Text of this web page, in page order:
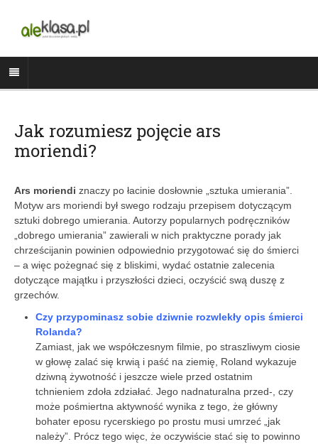
Jak rozumiesz pojęcie ars
moriendi?
Ars moriendi znaczy po łacinie dosłownie „sztuka umierania”.
Motyw ars moriendi był swego rodzaju przepisem dotyczącym
sztuki dobrego umierania. Autorzy popularnych podręczników
„dobrego umierania” zawierali w nich praktyczne porady jak
chrześcijanin powinien odpowiednio przygotować się do śmierci
– a więc pożegnać się z bliskimi, wydać ostatnie zalecenia
dotyczące majątku i przyszłości dzieci, oczyścić swą duszę z
grzechów.
Czy przypominasz sobie dziwnie rozwlekły opis śmierci
Rolanda?
Zamiast, jak we współczesnym filmie, po straszliwym ciosie
w głowę zalać się krwią i paść na ziemię, Roland wykazuje
dziwną żywotność i jeszcze wiele przed ostatnim
tchnieniem zdoła zdziałać. Jego nadnaturalna przed-, czy
może pośmiertna aktywność wynika z tego, że główny
bohater eposu rycerskiego po prostu musi umrzeć „jak
należy”. Prócz tego więc, że oczywiście stać się to powinno